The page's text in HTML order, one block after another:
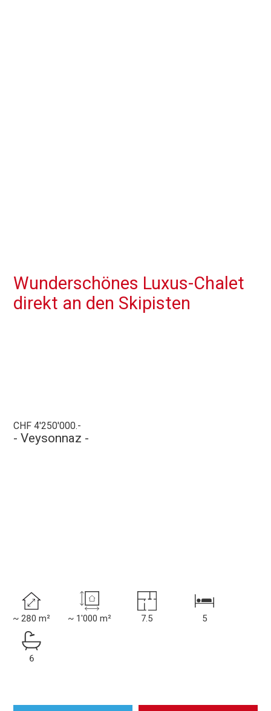
Wunderschönes Luxus-Chalet
direkt an den Skipisten
CHF 4'250'000.-
- Veysonnaz -
~ 280 m² ~ 1'000 m² 7.5 5
6